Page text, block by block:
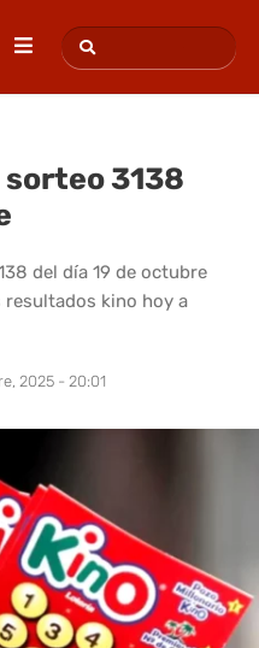
3138
del día 19 de octubre
kino hoy a
2025 - 20:01